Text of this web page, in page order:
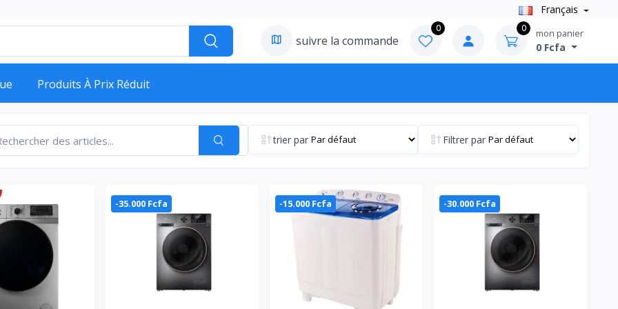
Français
suivre la commande
0 0 mon panier
0 Fcfa
Produits À Prix Réduit
trier par Filtrer par
-35.000 Fcfa -15.000 Fcfa -30.000 Fcfa